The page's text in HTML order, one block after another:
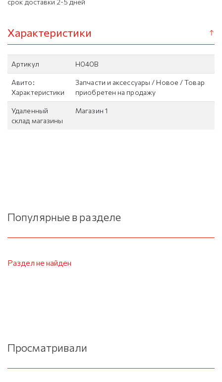
срок доставки 2-5 дней
Характеристики
Артикул H040B
Авито:
Характеристики
Запчасти и аксессуары / Новое / Товар
приобретен на продажу
Удаленный
склад магазины
Магазин 1
Популярные в разделе
Раздел не найден
Просматривали